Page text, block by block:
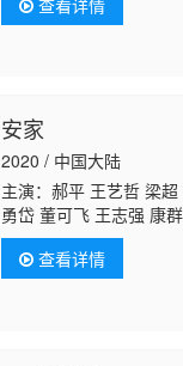
闫可欣 明子煜 邹敦
王艺禅 韩潇珧 贝勒
安家
2020 / 中国大陆
主演：郝平 王艺哲 梁
勇岱 董可飞 王志强 康
烁 吴玉芳 闫学晶 翟小兴
玲 崔奕 刘涛 钱洁 孙艳
熙刘洁 徐囡楠 郑瑾瑜
查看详情